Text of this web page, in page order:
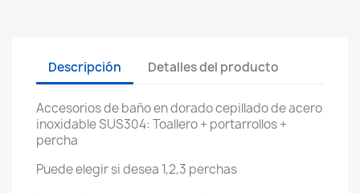
Descripción Detalles del producto
Accesorios de baño en dorado cepillado de acero
inoxidable SUS304: Toallero + portarrollos +
percha
Puede elegir si desea 1,2,3 perchas